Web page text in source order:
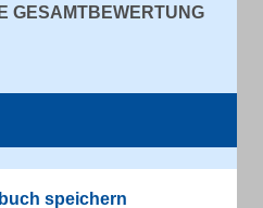
GESAMTBEWERTUNG
speichern